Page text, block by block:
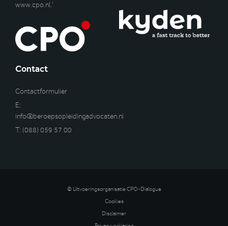
www.cpo.nl.’
Contact
Contactformulier
E:
info@beroepsopleidingadvocaten.nl
T: (088) 059 57 00
© Uitvoeringsorganisatie CPO-Dialogue
Cookies
Disclaimer